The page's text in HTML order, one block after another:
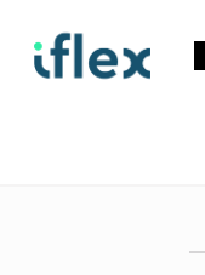
obsah